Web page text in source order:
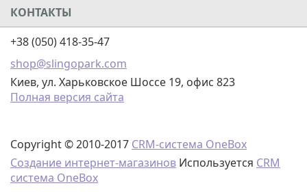
КОНТАКТЫ
+38 (050) 418-35-47
shop@slingopark.com
Киев, ул. Харьковское Шоссе 19, офис 823
Полная версия сайта
Copyright © 2010-2017 CRM-система OneBox
Создание интернет-магазинов Используется CRM
система OneBox